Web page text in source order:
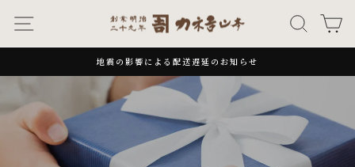
ナビゲーション キーワ
一
時
停
止
地震の影響による配送遅延のお知らせ